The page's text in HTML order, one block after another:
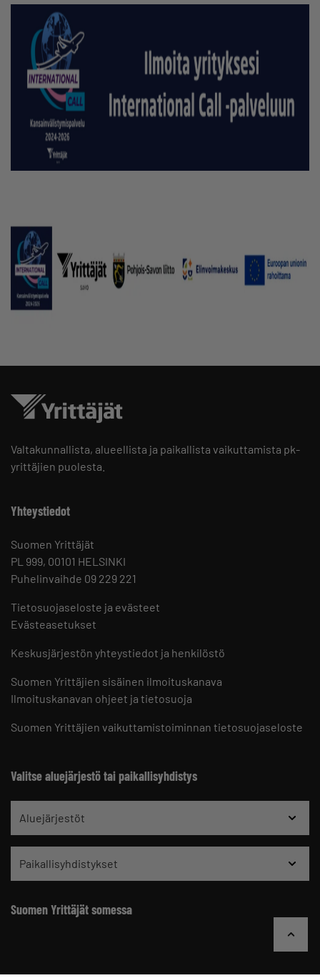
Valtakunnallista, alueellista ja paikallista vaikuttamista pk-
yrittäjien puolesta.
Yhteystiedot
Suomen Yrittäjät
PL 999, 00101 HELSINKI
Puhelinvaihde 09 229 221
Tietosuojaseloste ja evästeet
Evästeasetukset
Keskusjärjestön yhteystiedot ja henkilöstö
Suomen Yrittäjien sisäinen ilmoituskanava
Ilmoituskanavan ohjeet ja tietosuoja
Suomen Yrittäjien vaikuttamistoiminnan tietosuojaseloste
Valitse aluejärjestö tai paikallisyhdistys
Aluejärjestöt
Paikallisyhdistykset
Suomen Yrittäjät somessa